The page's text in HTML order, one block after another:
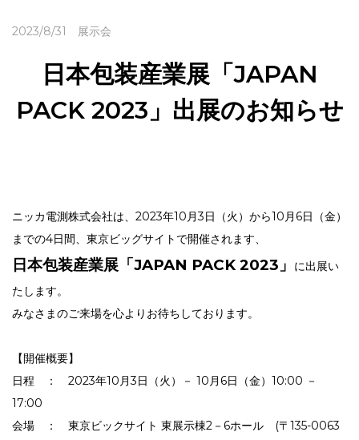
2023/8/31 展示会
日本包装産業展「JAPAN
PACK 2023」出展のお知らせ
ニッカ電測株式会社は、2023年10月3日（火）から10月6日（金）
までの4日間、東京ビッグサイトで開催されます、
日本包装産業展「JAPAN PACK 2023」
に出展い
たします。
みなさまのご来場を心よりお待ちしております。
【開催概要】
日程 ： 2023年10月3日（火）－ 10月6日（金）10:00 －
17:00
会場 ： 東京ビックサイト 東展示棟2－6ホール (〒135-0063